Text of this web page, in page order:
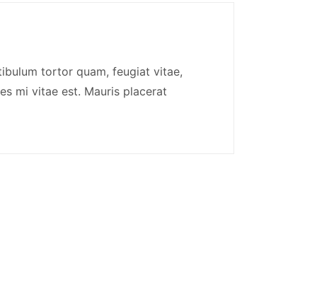
tortor quam, feugiat vitae,
mi vitae est. Mauris placerat